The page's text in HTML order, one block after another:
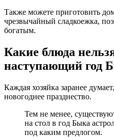
Также можете приготовить
чрезвычайный сладкоежка,
богатым.
Какие блюда
наступающий год
Каждая хозяйка заранее
новогоднее празднество.
Тем не менее,
на стол в год Быка
под каким предлогом.